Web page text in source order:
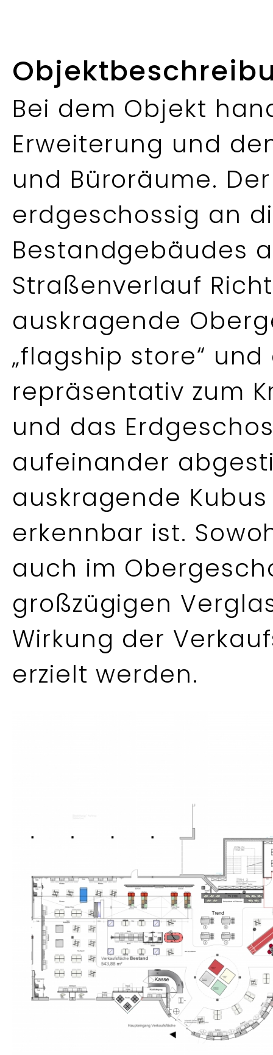
Bei dem Objekt
Erweiterung und
und Büroräume.
erdgeschossig an
Bestandgebäudes
Straßenverlauf
auskragende
„flagship store“
repräsentativ zum
und das
aufeinander
auskragende
erkennbar ist.
auch im
großzügigen
Wirkung der
erzielt werden.